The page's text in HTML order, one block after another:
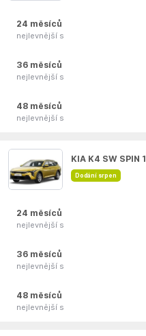
24 měsíců
nejlevnější s
36 měsíců
nejlevnější s
48 měsíců
nejlevnější s
KIA K4 SW SPIN
Dodání srpen
24 měsíců
nejlevnější s
36 měsíců
nejlevnější s
48 měsíců
nejlevnější s